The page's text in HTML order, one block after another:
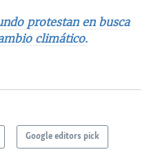
protestan en busca
climático.
Google editors pick